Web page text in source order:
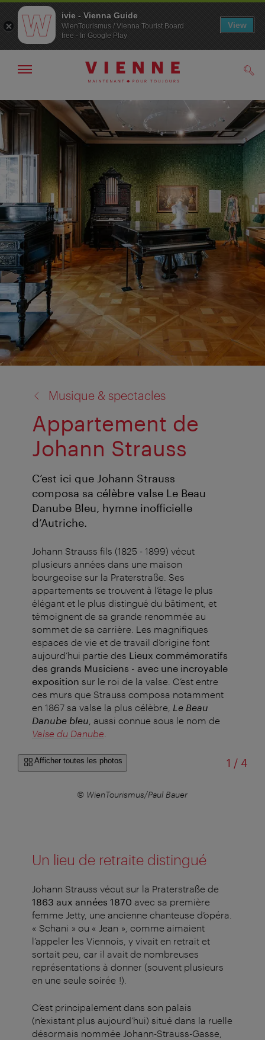
Navigation
Contenu
Afficher
la
navigation
Musique & spectacles
Appartement de
Johann Strauss
C’est ici que Johann Strauss
composa sa célèbre valse Le Beau
Danube Bleu, hymne inofficielle
d’Autriche.
Johann Strauss fils (1825 - 1899) vécut
plusieurs années dans une maison
bourgeoise sur la Praterstraße. Ses
appartements se trouvent à l’étage le plus
élégant et le plus distingué du bâtiment, et
témoignent de sa grande renommée au
sommet de sa carrière. Les magnifiques
espaces de vie et de travail d’origine font
aujourd’hui partie des Lieux commémoratifs
des grands Musiciens - avec une incroyable
exposition sur le roi de la valse. C’est entre
ces murs que Strauss composa notamment
en 1867 sa valse la plus célèbre, Le Beau
Danube bleu , aussi connue sous le nom de
Valse du Danube
Afficher toutes les photos 1 /sur
4
© WienTourismus/Paul Bauer
Un lieu de retraite distingué
Johann Strauss vécut sur la Praterstraße de
1863 aux années 1870 avec sa première
femme Jetty, une ancienne chanteuse d’opéra.
« Schani » ou « Jean », comme aimaient
l’appeler les Viennois, y vivait en retrait et
sortait peu, car il avait de nombreuses
représentations à donner (souvent plusieurs
en une seule soirée !).
C’est principalement dans son palais
(n’existant plus aujourd’hui) situé dans la ruelle
désormais nommée Johann-Strauss-Gasse,
ivie - Vienna Guide
WienTourismus / Vienna Tourist Board
free - In Google Play
View